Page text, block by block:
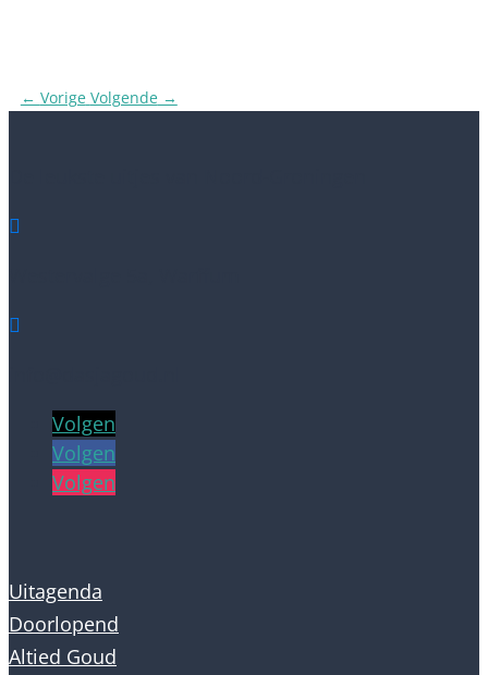
← Vorige Volgende→


Volgen
Volgen
Volgen
Uitagenda
Doorlopend
Altied Goud